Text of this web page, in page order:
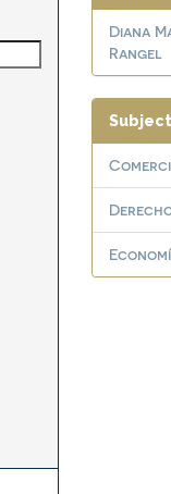
Diana
Rangel
Subject